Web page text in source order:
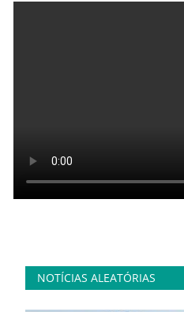
NOTÍCIAS ALEATÓRIAS